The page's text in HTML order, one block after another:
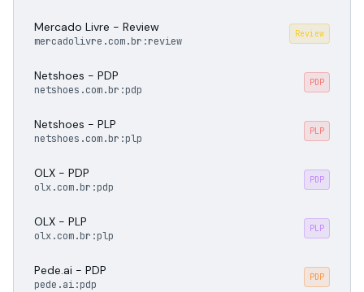
Mercado Livre - Review
mercadolivre.com.br:review
Review
Netshoes - PDP
netshoes.com.br:pdp
PDP
Netshoes - PLP
netshoes.com.br:plp
PLP
OLX - PDP
olx.com.br:pdp
PDP
OLX - PLP
olx.com.br:plp
PLP
Pede.ai - PDP
pede.ai:pdp
PDP